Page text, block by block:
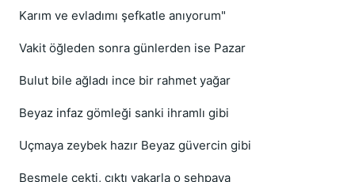
Karım ve evladımı şefkatle anıyorum"
Vakit öğleden sonra günlerden ise Pazar
Bulut bile ağladı ince bir rahmet yağar
Beyaz infaz gömleği sanki ihramlı gibi
Uçmaya zeybek hazır Beyaz güvercin gibi
Besmele çekti, çıktı vakarla o sehpaya